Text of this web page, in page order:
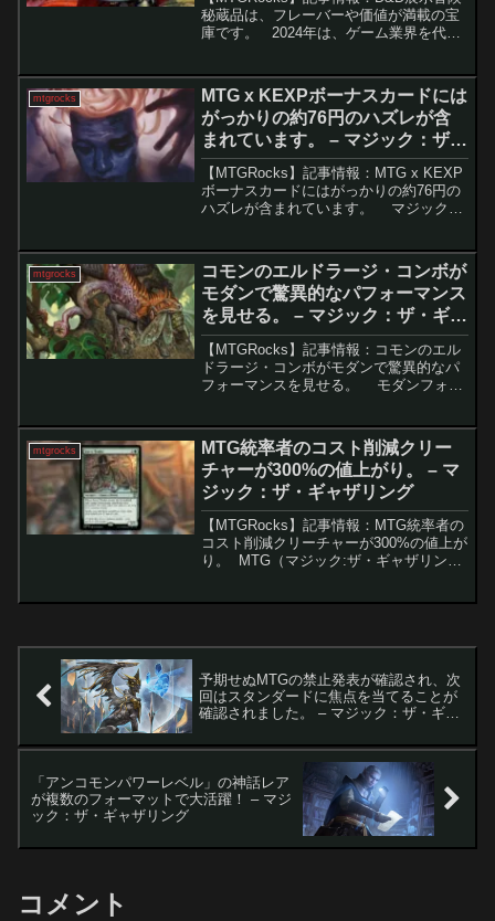
秘蔵品は、フレーバーや価値が満載の宝
庫です。 2024年は、ゲーム業界を代表
の特別な年を祝うために、Wizards of ...
mtgrocks
MTG x KEXPボーナスカードには
がっかりの約76円のハズレが含
まれています。 – マジック：ザ・
ギャザリング
【MTGRocks】記事情報：MTG x KEXP
ボーナスカードにはがっかりの約76円の
ハズレが含まれています。 マジック：
れ、その中のKEXP...
mtgrocks
コモンのエルドラージ・コンボが
モダンで驚異的なパフォーマンス
を見せる。 – マジック：ザ・ギャ
ザリング
【MTGRocks】記事情報：コモンのエル
ドラージ・コンボがモダンで驚異的なパ
フォーマンスを見せる。 モダンフォー
飾ったこのデッキは、エルドラージとア
ーティファク...
mtgrocks
MTG統率者のコスト削減クリー
チャーが300%の値上がり。 – マ
ジック：ザ・ギャザリング
【MTGRocks】記事情報：MTG統率者の
コスト削減クリーチャーが300%の値上が
り。 MTG（マジック:ザ・ギャザリン
予期せぬMTGの禁止発表が確認され、次
回はスタンダードに焦点を当てることが
確認されました。 – マジック：ザ・ギャ
「アンコモンパワーレベル」の神話レア
が複数のフォーマットで大活躍！ – マジ
ック：ザ・ギャザリング
コメント